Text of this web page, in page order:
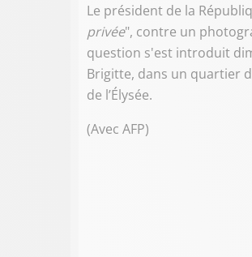
Le président de la
privée", contre un
question s'est introduit
Brigitte, dans un quartier
de l’Élysée.
(Avec AFP)